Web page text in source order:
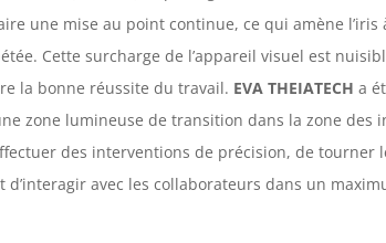
une mise au point continue, ce qui amène
Cette surcharge de l’appareil visuel est
la bonne réussite du travail. EVA THEIATECH a
zone lumineuse de transition dans la zone des
des interventions de précision, de tourner
d’interagir avec les collaborateurs dans un